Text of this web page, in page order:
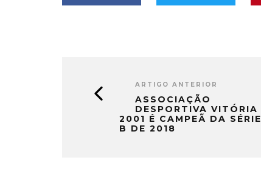
ARTIGO ANTERIOR
ASSOCIAÇÃO
DESPORTIVA VITÓRIA
2001 É CAMPEÃ DA SÉRIE
B DE 2018